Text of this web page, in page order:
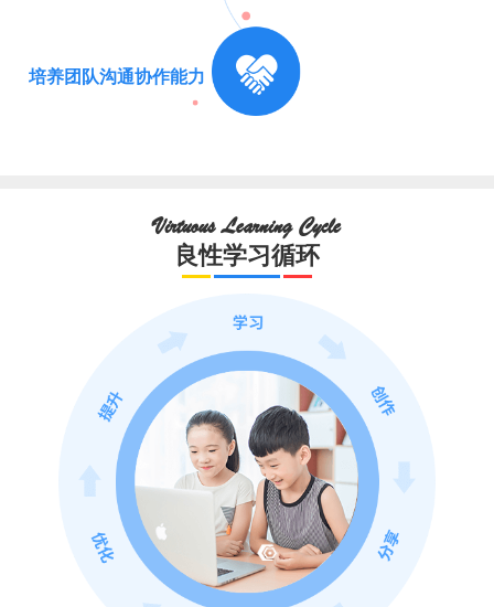
培养团队沟通协作能力
Virtuous Learning Cycle
良性学习循环